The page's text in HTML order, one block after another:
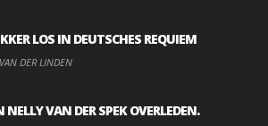
LOS IN DEUTSCHES REQUIEM
DER LINDEN
NELLY VAN DER SPEK OVERLEDEN.